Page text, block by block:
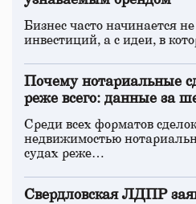
Бизнес часто начинается
инвестиций, а с идеи, в
Почему нотариальные
реже всего: данные за
Среди всех форматов
недвижимостью
судах реже…
Свердловская ЛДПР